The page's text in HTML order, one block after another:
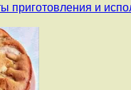
приготовления и